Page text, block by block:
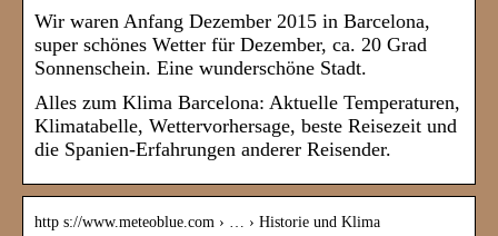
Wir waren Anfang Dezember 2015 in Barcelona,
super schönes Wetter für Dezember, ca. 20 Grad
Sonnenschein. Eine wunderschöne Stadt.
Alles zum Klima Barcelona: Aktuelle Temperaturen,
Klimatabelle, Wettervorhersage, beste Reisezeit und
die Spanien-Erfahrungen anderer Reisender.
http s://www.meteoblue.com › … › Historie und Klima